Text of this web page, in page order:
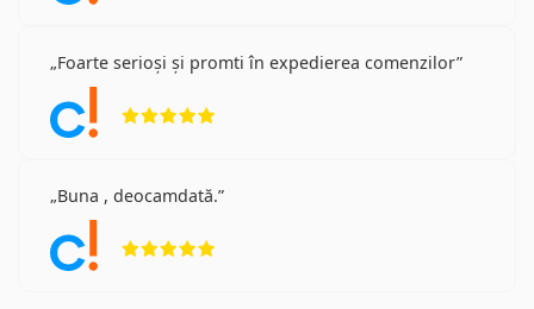
Foarte serioși și promti în expedierea comenzilor
Buna , deocamdată.